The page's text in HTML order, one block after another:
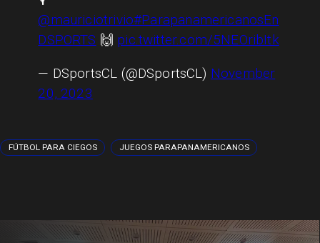
@mauriciotrivio#ParapanamericanosEn
DSPORTS 🙌 pic.twitter.com/5NEOribItk
— DSportsCL (@DSportsCL) November
20, 2023
FÚTBOL PARA CIEGOS JUEGOS PARAPANAMERICANOS